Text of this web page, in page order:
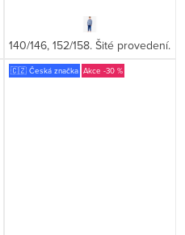
140/146, 152/158. Šité provedení.
🇨🇿 Česká značka -30 %